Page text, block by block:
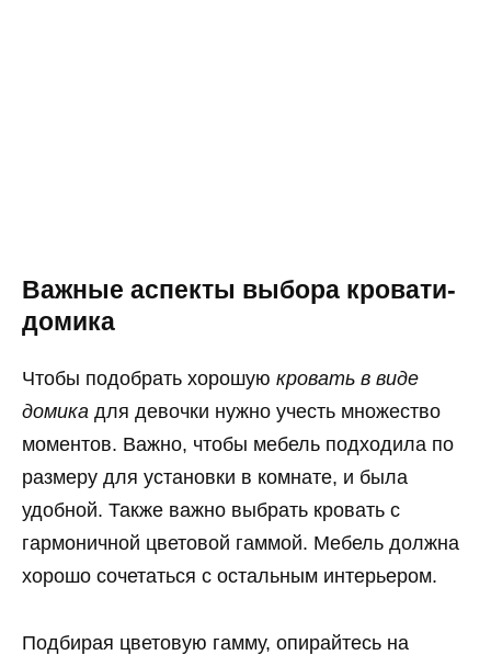
Важные аспекты выбора кровати-
домика
Чтобы подобрать хорошую кровать в виде
домика для девочки нужно учесть множество
моментов. Важно, чтобы мебель подходила по
размеру для установки в комнате, и была
удобной. Также важно выбрать кровать с
гармоничной цветовой гаммой. Мебель должна
хорошо сочетаться с остальным интерьером.
Подбирая цветовую гамму, опирайтесь на